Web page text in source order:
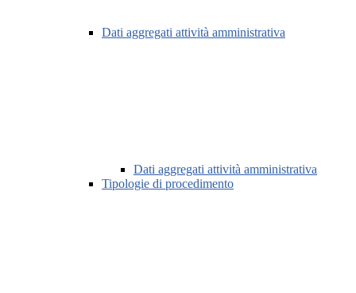
Dati aggregati attività amministrativa
Dati aggregati attività amministrativa
Tipologie di procedimento